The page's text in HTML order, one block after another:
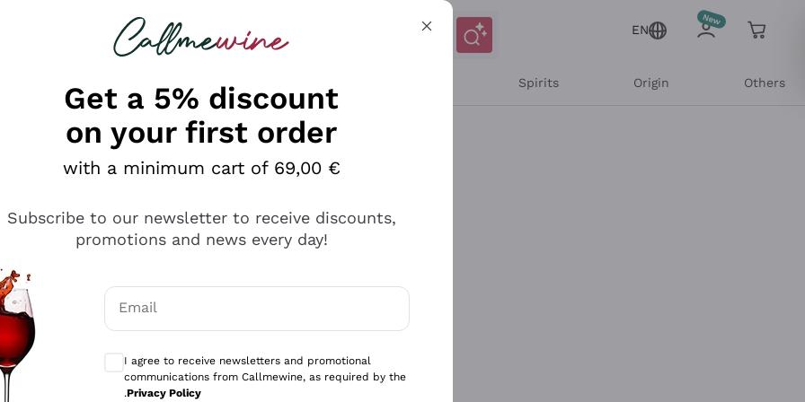
looking for
EN
Spirits Origin Others
Get a 5% discount
on your first order
with a minimum cart of 69,00 €
Subscribe to our newsletter to receive discounts,
promotions and news every day!
Email
I agree to receive newsletters and promotional
communications from Callmewine, as required by the
.Privacy Policy